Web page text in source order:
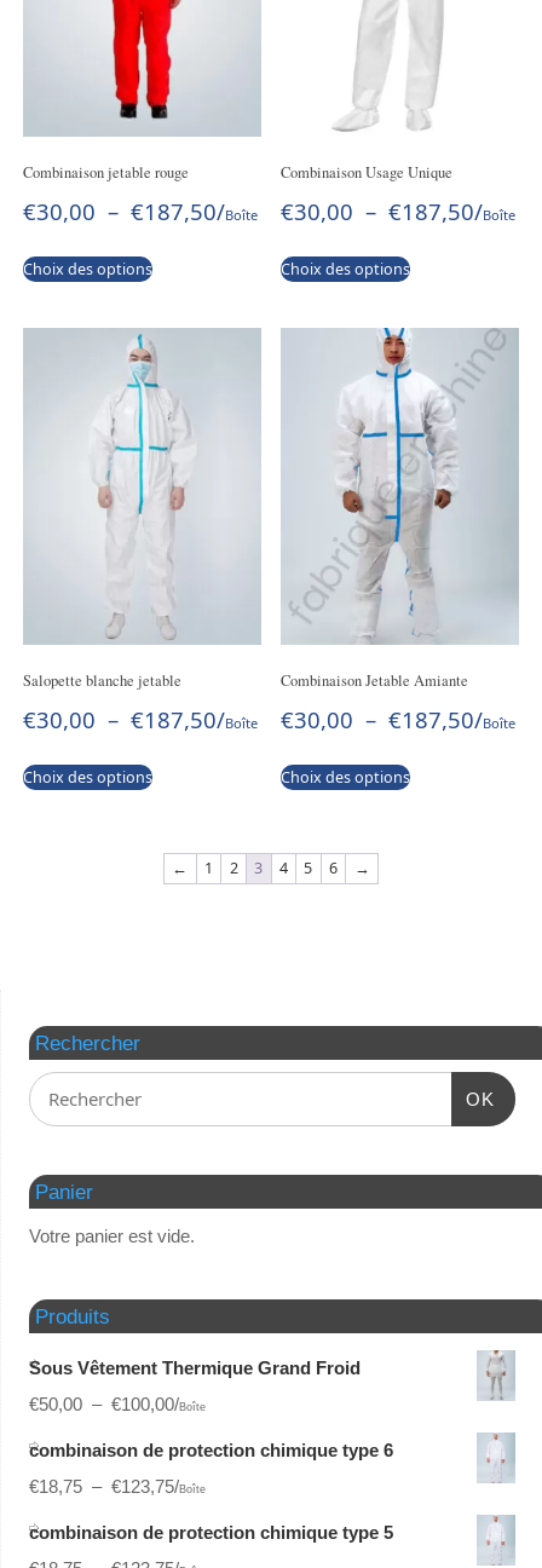
Combinaison jetable rouge
€30,00 – €187,50/Boîte
Choix des options
Combinaison Usage Unique
€30,00 – €187,50/Boîte
Choix des options
Salopette blanche jetable
€30,00 – €187,50/Boîte
Choix des options
Combinaison Jetable Amiante
€30,00 – €187,50/Boîte
Choix des options
← 1 2 3 4 5 6 →
Rechercher
OK
Panier
Votre panier est vide.
Produits
Sous Vêtement Thermique Grand Froid
€50,00 – €100,00/Boîte
combinaison de protection chimique type 6
€18,75 – €123,75/Boîte
combinaison de protection chimique type 5